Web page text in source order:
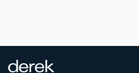
Lavar en maquina, no usar blanqueadores,lavar